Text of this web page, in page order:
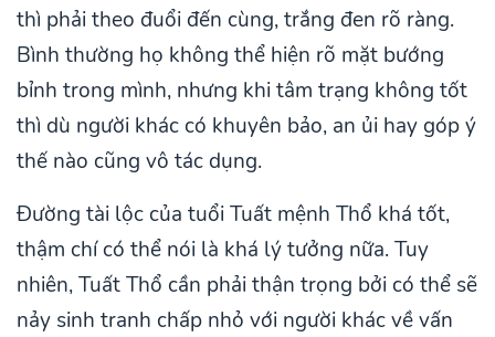
thì phải theo đuổi đến cùng, trắng đen rõ ràng.
Bình thường họ không thể hiện rõ mặt bướng
bỉnh trong mình, nhưng khi tâm trạng không tốt
thì dù người khác có khuyên bảo, an ủi hay góp ý
thế nào cũng vô tác dụng.
Đường tài lộc của tuổi Tuất mệnh Thổ khá tốt,
thậm chí có thể nói là khá lý tưởng nữa. Tuy
nhiên, Tuất Thổ cần phải thận trọng bởi có thể sẽ
nảy sinh tranh chấp nhỏ với người khác về vấn